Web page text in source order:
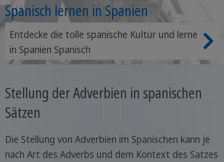
Spanisch lernen in Spanien
Entdecke die tolle spanische Kultur und lerne
in Spanien Spanisch
Stellung der Adverbien in spanischen
Sätzen
Die Stellung von Adverbien im Spanischen kann je
nach Art des Adverbs und dem Kontext des Satzes